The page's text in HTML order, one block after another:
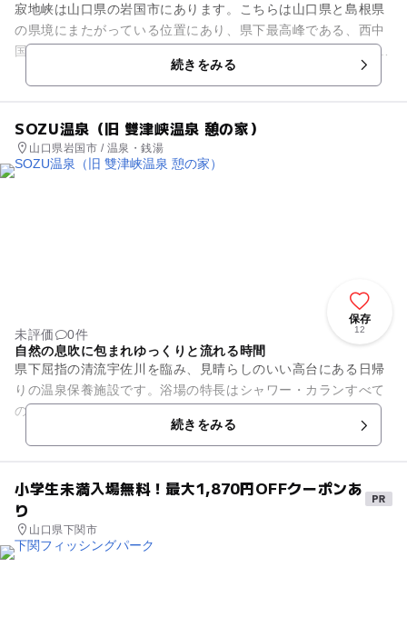
寂地峡は山口県の岩国市にあります。こちらは山口県と島根県
の県境にまたがっている位置にあり、県下最高峰である、西中
国山地国定公園の西の雄の寂地山（標高1337メートル）に源を
発する宇佐川上流の犬戻...続きをみる
SOZU温泉（旧 雙津峡温泉 憩の家）
山口県岩国市 / 温泉・銭湯
保存
12
未評価
0件
自然の息吹に包まれゆっくりと流れる時間
県下屈指の清流宇佐川を臨み、見晴らしのいい高台にある日帰
りの温泉保養施設です。浴場の特長はシャワー・カランすべて
のお湯が温泉なことと、100％加温かけ流しで使用していま
す。泉質はラドン温泉と呼ば...続きをみる
小学生未満入場無料！最大1,870円OFFクーポンあ
り
山口県下関市